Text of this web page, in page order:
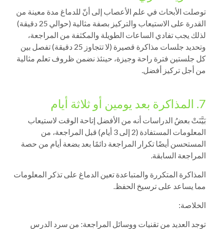
توصلت الأبحاث في علم الأعصاب إلى أنّ للدماغ مدة معينة من
القدرة على الاستيعاب والتركيز بصفة مثالية (حوالي 25 دقيقة)
لذلك يجب تفادي الساعات الطويلة والمكثفة من المراجعة،
وتحديد جلسات مذاكرة قصيرة (لا تتجاوز 25 دقيقة) تفصل بين
كل جلستين فترة راحة وجيزة، حينئذ نضمن ظروف تعلم مثالية
من أجل تركيز أفضل.
7. المذاكرة بعد يومين أو ثلاثة أيام
بَيَّنَتْ بعضُ الدراسات أنه من الأفضل إتاحة الوقت لاستيعاب
المعلومات المستفادة (2 إلى 3 أيام) قبل المراجعة، من
المستحسن أيضًا تكرار المراجعة دائمًا بعد بضعة أيام من حصة
المراجعة السابقة.
المذاكرة المتكررة والمتباعدة تعين الدماغ على تذكر المعلومات
مما يساعد على ترسيخ الحفظ.
الخلاصة:
توجد العديد من تقنيات ووسائل المراجعة: من سرد الدرس